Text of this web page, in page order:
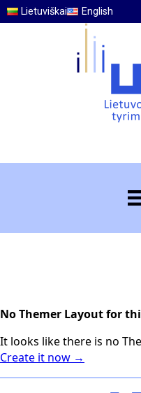
Lietuviškai English
No Themer Layout for
It looks like there is no
Create it now →